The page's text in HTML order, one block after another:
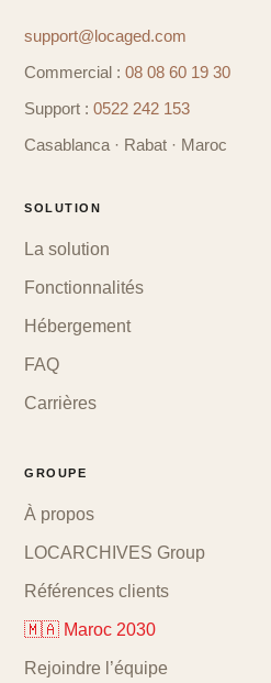
support@locaged.com
Commercial : 08 08 60 19 30
Support : 0522 242 153
Casablanca · Rabat · Maroc
SOLUTION
La solution
Fonctionnalités
Hébergement
FAQ
Carrières
GROUPE
À propos
LOCARCHIVES Group
Références clients
🇲🇦 Maroc 2030
Rejoindre l’équipe